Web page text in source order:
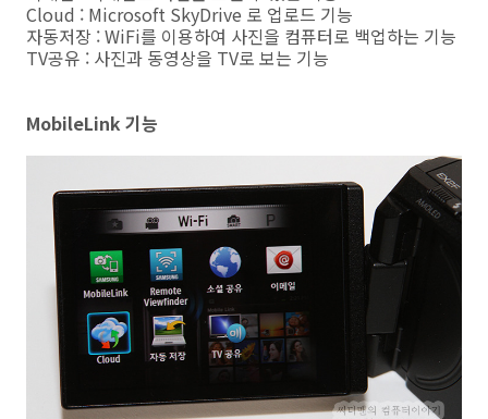
Cloud : Microsoft SkyDrive 로 업로드 기능
자동저장 : WiFi를 이용하여 사진을 컴퓨터로 백업하는 기능
TV공유 : 사진과 동영상을 TV로 보는 기능
MobileLink 기능